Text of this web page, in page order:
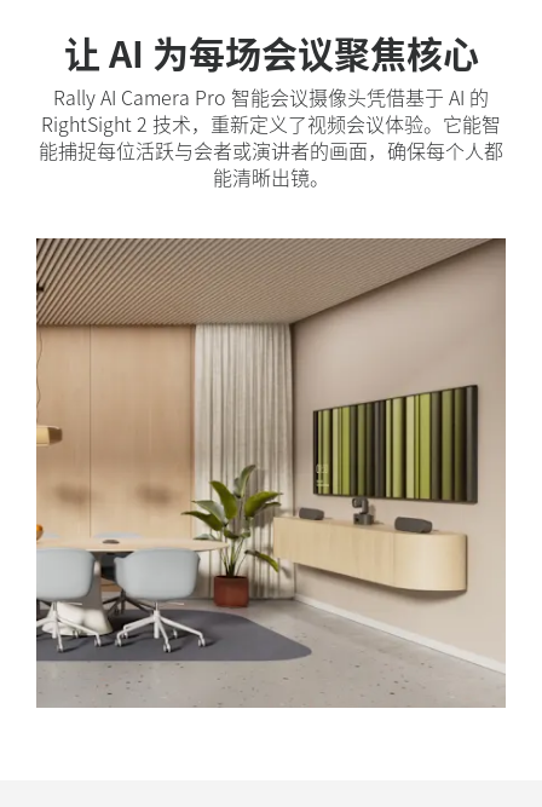
让 AI 为每场会议聚焦核心
Rally AI Camera Pro 智能会议摄像头凭借基于 AI 的
RightSight 2 技术，重新定义了视频会议体验。它能智
能捕捉每位活跃与会者或演讲者的画面，确保每个人都
能清晰出镜。